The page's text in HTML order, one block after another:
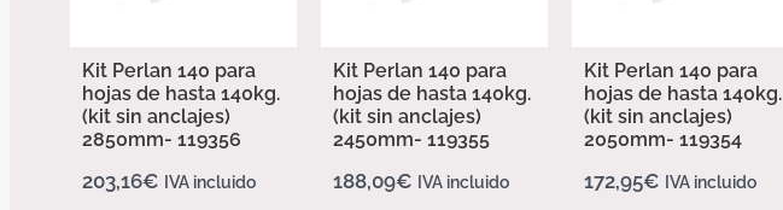
Kit Perlan 140 para
hojas de hasta 140kg.
(kit sin anclajes)
2850mm- 119356
203,16€ IVA incluido
Kit Perlan 140 para
hojas de hasta 140kg.
(kit sin anclajes)
2450mm- 119355
188,09€ IVA incluido
Kit Perlan 140 para
hojas de hasta 140kg.
(kit sin anclajes)
2050mm- 119354
172,95€ IVA incluido